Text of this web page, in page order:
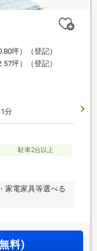
坪）（登記）
坪）（登記）
分
駐車2台以上
家電家具等選べる
料)